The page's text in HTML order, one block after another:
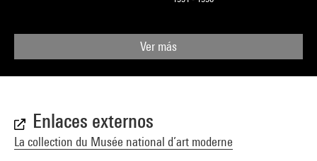
Ver más
Enlaces externos
La collection du Musée national d’art moderne